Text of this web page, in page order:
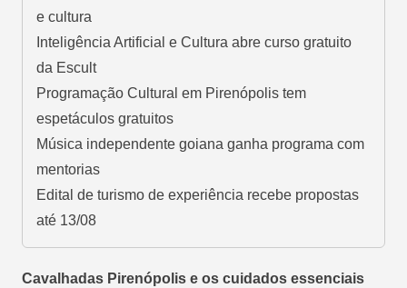
e cultura
Inteligência Artificial e Cultura abre curso gratuito
da Escult
Programação Cultural em Pirenópolis tem
espetáculos gratuitos
Música independente goiana ganha programa com
mentorias
Edital de turismo de experiência recebe propostas
até 13/08
Cavalhadas Pirenópolis e os cuidados essenciais